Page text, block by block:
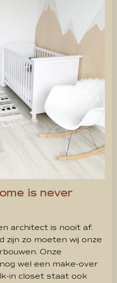
is never
architect is nooit af.
zijn zo moeten wij onze
Onze
wel een make-over
in closet staat ook